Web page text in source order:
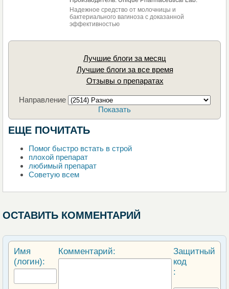
Надежное средство от молочницы и
бактериального вагиноза с доказанной
эффективностью
Лучшие блоги за месяц
Лучшие блоги за все время
Отзывы о препаратах
Направление
Показать
ЕЩЕ ПОЧИТАТЬ
Помог быстро встать в строй
плохой препарат
любимый препарат
Советую всем
ОСТАВИТЬ КОММЕНТАРИЙ
Имя
(логин):
Комментарий:
Защитный
код
: